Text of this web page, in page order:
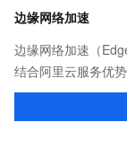
边缘网络加速
边缘网络加速（
结合阿里云服务优
传输，解决客户不